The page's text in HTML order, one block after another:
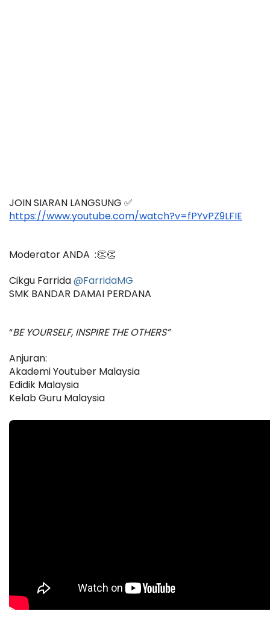
JOIN SIARAN LANGSUNG ✅
https://www.youtube.com/watch?v=fPYvPZ9LFIE
Moderator ANDA  :👏👏
Cikgu Farrida@FarridaMG
SMK BANDAR DAMAI PERDANA
“BE YOURSELF, INSPIRE THE OTHERS”
Anjuran:
Akademi Youtuber Malaysia
Edidik Malaysia
Kelab Guru Malaysia